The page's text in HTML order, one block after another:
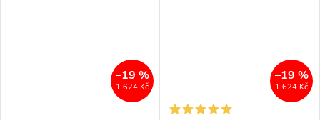
1 624 Kč
–19 %
1 624 Kč
–19 %